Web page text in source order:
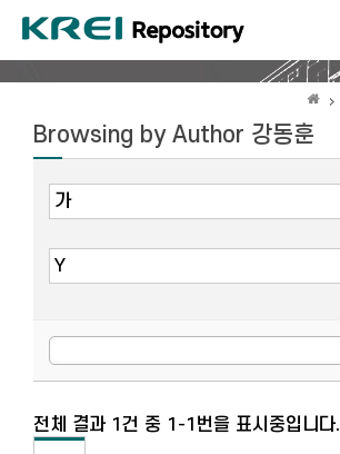
Browsing by Author 강동훈
전체 결과 1건 중 1-1번을 표시중입니다.